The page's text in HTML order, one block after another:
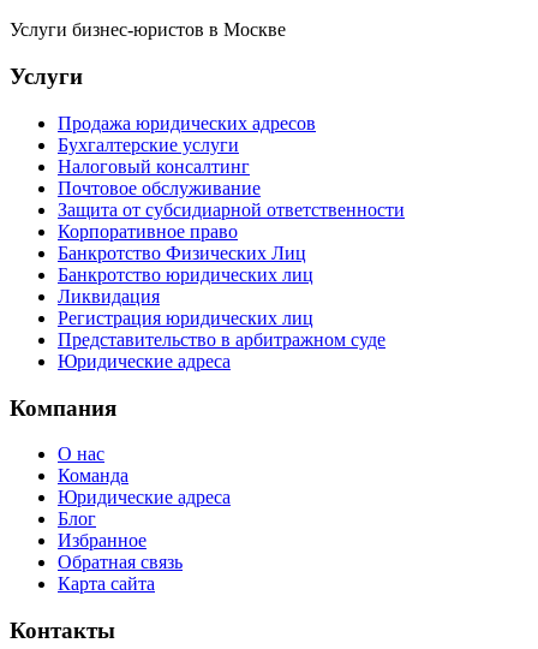
Услуги бизнес-юристов в Москве
Услуги
Продажа юридических адресов
Бухгалтерские услуги
Налоговый консалтинг
Почтовое обслуживание
Защита от субсидиарной ответственности
Корпоративное право
Банкротство Физических Лиц
Банкротство юридических лиц
Ликвидация
Регистрация юридических лиц
Представительство в арбитражном суде
Юридические адреса
Компания
О нас
Команда
Юридические адреса
Блог
Избранное
Обратная связь
Карта сайта
Контакты